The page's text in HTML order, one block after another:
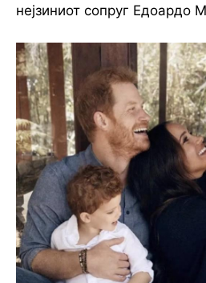
нејзиниот сопруг Едоардо